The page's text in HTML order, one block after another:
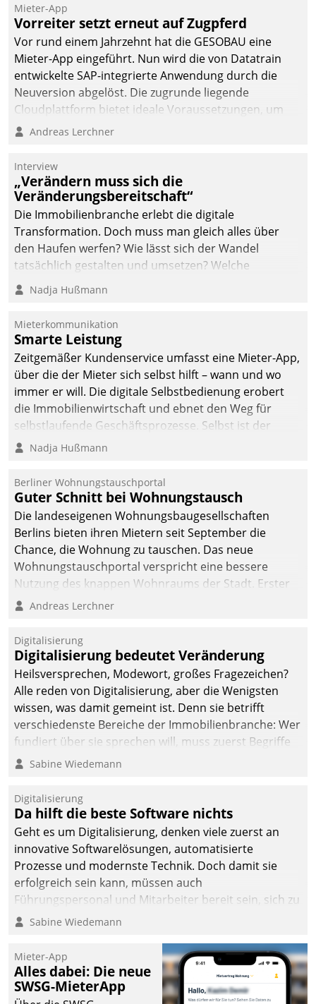
Quartier. Dazwischen
zeigte Datatrain, was es
Neues zu bieten hat.
Mieter-App
Vorreiter setzt erneut auf Zugpferd
Vor rund einem Jahrzehnt hat die GESOBAU eine
Mieter-App eingeführt. Nun wird die von Datatrain
entwickelte SAP-integrierte Anwendung durch die
Neuversion abgelöst. Die zugrunde liegende
Cloudplattform bietet ideale Voraussetzungen, um
die Funktionalität der App zu erweitern und weitere
integrieren.
Andreas Lerchner
Interview
„Verändern muss sich die
Veränderungsbereitschaft“
Die Immobilienbranche erlebt die digitale
Transformation. Doch muss man gleich alles über
den Haufen werfen? Wie lässt sich der Wandel
tatsächlich gestalten und umsetzen? Welche
Argumente zählen wirklich?
Nadja Hußmann
Mieterkommunikation
Smarte Leistung
Zeitgemäßer Kundenservice umfasst eine Mieter-App,
über die der Mieter sich selbst hilft – wann und wo
immer er will. Die digitale Selbstbedienung erobert
die Immobilienwirtschaft und ebnet den Weg für
selbstlaufende Geschäftsprozesse. Selbst ist der
Kunde und smart der Serviceanbieter.
Nadja Hußmann
Berliner Wohnungstauschportal
Guter Schnitt bei Wohnungstausch
Die landeseigenen Wohnungsbaugesellschaften
Berlins bieten ihren Mietern seit September die
Chance, die Wohnung zu tauschen. Das neue
Wohnungstauschportal verspricht eine bessere
Nutzung des knappen Wohnraums der Stadt. Erster
Anwendungsfall für Datatrains Lösung API-Hub mit
Unternehmen.
Andreas Lerchner
Digitalisierung
Digitalisierung bedeutet Veränderung
Heilsversprechen, Modewort, großes Fragezeichen?
Alle reden von Digitalisierung, aber die Wenigsten
wissen, was damit gemeint ist. Denn sie betrifft
verschiedenste Bereiche der Immobilienbranche: Wer
fundiert über sie sprechen will, muss zuerst Begriffe
klären. Ein Aspekt ist die betriebliche Optimierung:
Einsparungen durch optimierte und automatisierte
Prozesse. Doch man darf nicht zu viel erwarten: Allein
mit der Einführung einer neuen Software ist es nicht
getan. Die Digitalisierung erfordert von Unternehmen
die Bereitschaft, sich zu überprüfen, zu hinterfragen
und zu verändern.
Sabine Wiedemann
Digitalisierung
Da hilft die beste Software nichts
Geht es um Digitalisierung, denken viele zuerst an
innovative Softwarelösungen, automatisierte
Prozesse und modernste Technik. Doch damit sie
erfolgreich sein kann, müssen auch
Führungspersonal und Mitarbeiter bereit sein, sich zu
verändern und anzupassen, sonst werden sie an ihr
Sabine Wiedemann
Mieter-App
Alles dabei: Die neue
SWSG-MieterApp